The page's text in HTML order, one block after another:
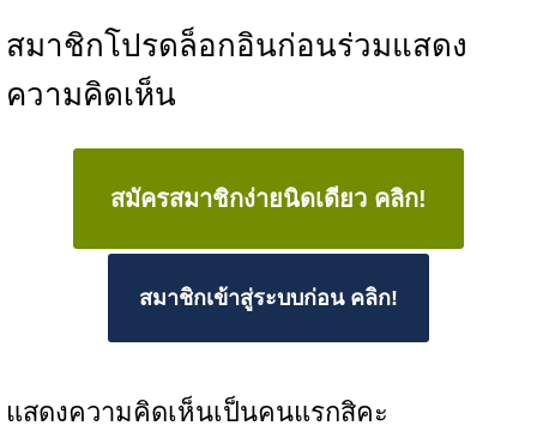
สมาชิกโปรดล็อกอินก่อนร่วมแสดง
ความคิดเห็น
สมัครสมาชิกง่ายนิดเดียว คลิก!
สมาชิกเข้าสู่ระบบก่อน คลิก!
แสดงความคิดเห็นเป็นคนแรกสิคะ